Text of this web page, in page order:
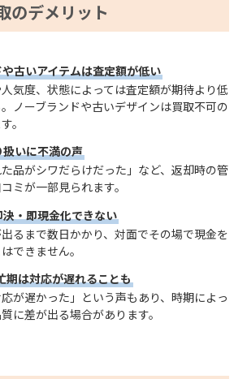
のデメリット
古いアイテムは査定額が低い
気度、状態によっては査定額が期待より低
ノーブランドや古いデザインは買取不可の
。
いに不満の声
品がシワだらけだった」など、返却時の管
ミが一部見られます。
・即現金化できない
るまで数日かかり、対面でその場で現金を
できません。
期は対応が遅れることも
が遅かった」という声もあり、時期によっ
に差が出る場合があります。